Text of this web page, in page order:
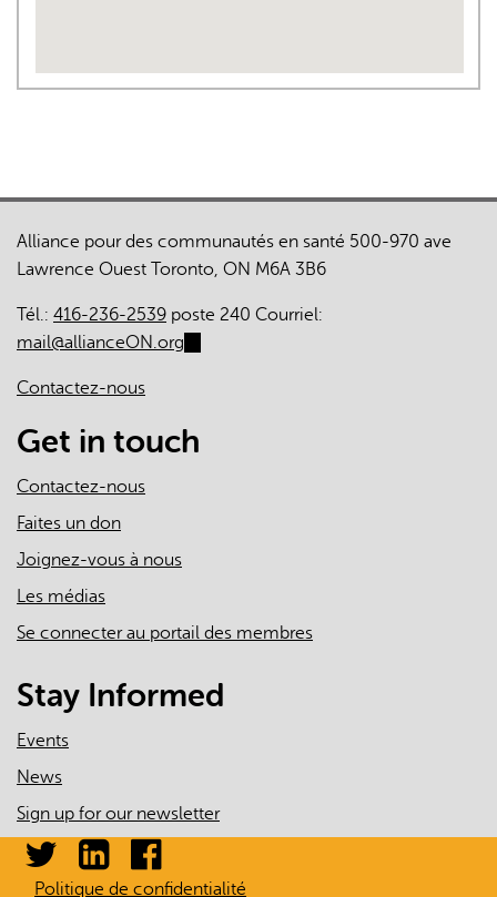
Alliance pour des communautés en santé 500-970 ave
Lawrence Ouest Toronto, ON M6A 3B6
Tél.: 416-236-2539 poste 240 Courriel:
mail@allianceON.org
mail)
Contactez-nous
Get in touch
Contactez-nous
Faites un don
Joignez-vous à nous
Les médias
Se connecter au portail des membres
Stay Informed
Events
News
Sign up for our newsletter
Politique de confidentialité